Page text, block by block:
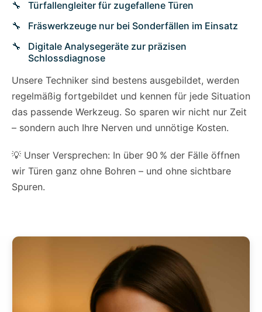
Türfallengleiter für zugefallene Türen
Fräswerkzeuge nur bei Sonderfällen im Einsatz
Digitale Analysegeräte zur präzisen
Schlossdiagnose
Unsere Techniker sind bestens ausgebildet, werden
regelmäßig fortgebildet und kennen für jede Situation
das passende Werkzeug. So sparen wir nicht nur Zeit
– sondern auch Ihre Nerven und unnötige Kosten.
💡 Unser Versprechen: In über 90 % der Fälle öffnen
wir Türen ganz ohne Bohren – und ohne sichtbare
Spuren.